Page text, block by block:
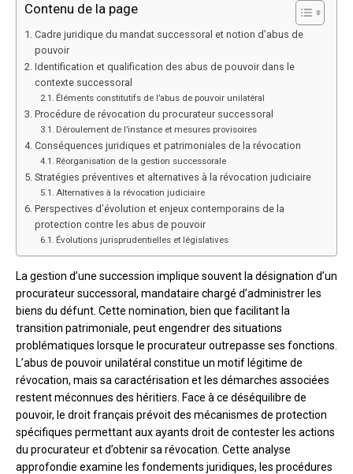
Contenu de la page
Cadre juridique du mandat successoral et notion d’abus de
pouvoir
Identification et qualification des abus de pouvoir dans le
contexte successoral
Éléments constitutifs de l’abus de pouvoir unilatéral
Procédure de révocation du procurateur successoral
Déroulement de l’instance et mesures provisoires
Conséquences juridiques et patrimoniales de la révocation
Réorganisation de la gestion successorale
Stratégies préventives et alternatives à la révocation judiciaire
Alternatives à la révocation judiciaire
Perspectives d’évolution et enjeux contemporains de la
protection contre les abus de pouvoir
Évolutions jurisprudentielles et législatives
La gestion d’une succession implique souvent la désignation d’un
procurateur successoral, mandataire chargé d’administrer les
biens du défunt. Cette nomination, bien que facilitant la
transition patrimoniale, peut engendrer des situations
problématiques lorsque le procurateur outrepasse ses fonctions.
L’abus de pouvoir unilatéral constitue un motif légitime de
révocation, mais sa caractérisation et les démarches associées
restent méconnues des héritiers. Face à ce déséquilibre de
pouvoir, le droit français prévoit des mécanismes de protection
spécifiques permettant aux ayants droit de contester les actions
du procurateur et d’obtenir sa révocation. Cette analyse
approfondie examine les fondements juridiques, les procédures